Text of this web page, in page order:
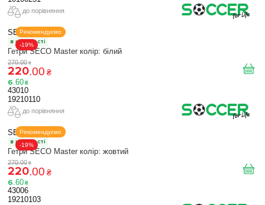
до порівняння
Рекомендуємо
-19%
SECO
в наявності
Гетри SECO Master колір: білий
270.00 ₴
220.00 ₴
6.60 ₴
43010
19210110
до порівняння
Рекомендуємо
-19%
SECO
в наявності
Гетри SECO Master колір: жовтий
270.00 ₴
220.00 ₴
6.60 ₴
43006
19210103